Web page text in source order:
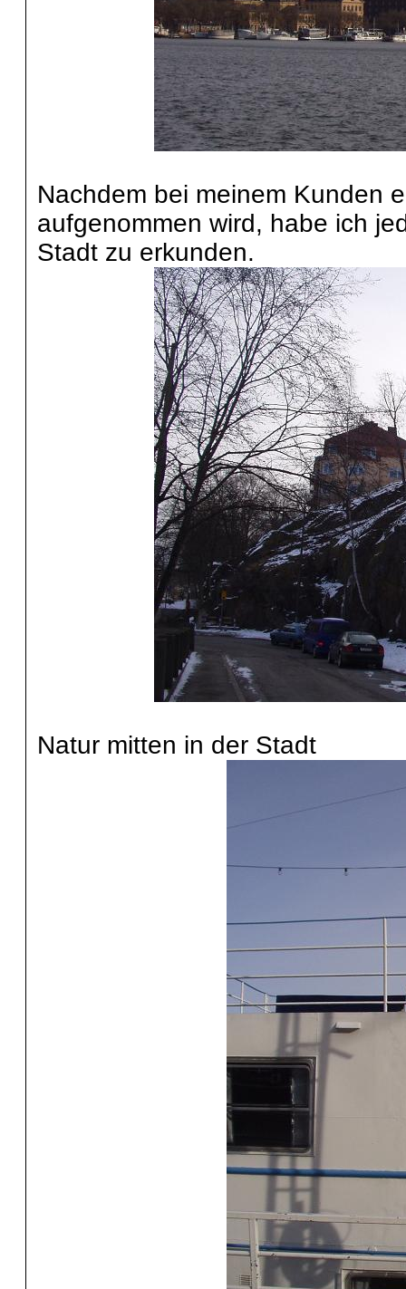
Nachdem bei meinem Kunden
aufgenommen wird, habe ich
Stadt zu erkunden.
Natur mitten in der Stadt